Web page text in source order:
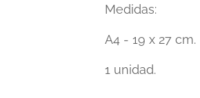
Medidas:
A4 - 19 x 27 cm.
1 unidad.